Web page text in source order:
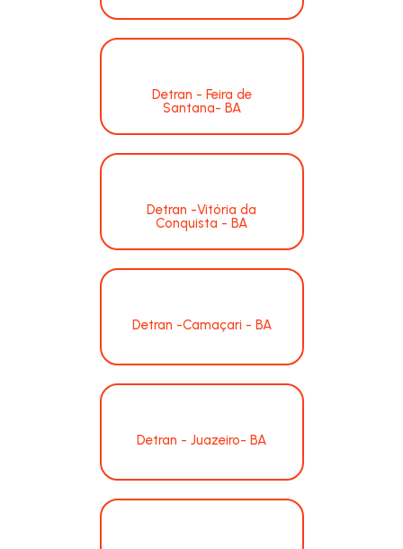
Detran - Feira de
Santana- BA
Detran -Vitória da
Conquista - BA
Detran -Camaçari - BA
Detran - Juazeiro- BA